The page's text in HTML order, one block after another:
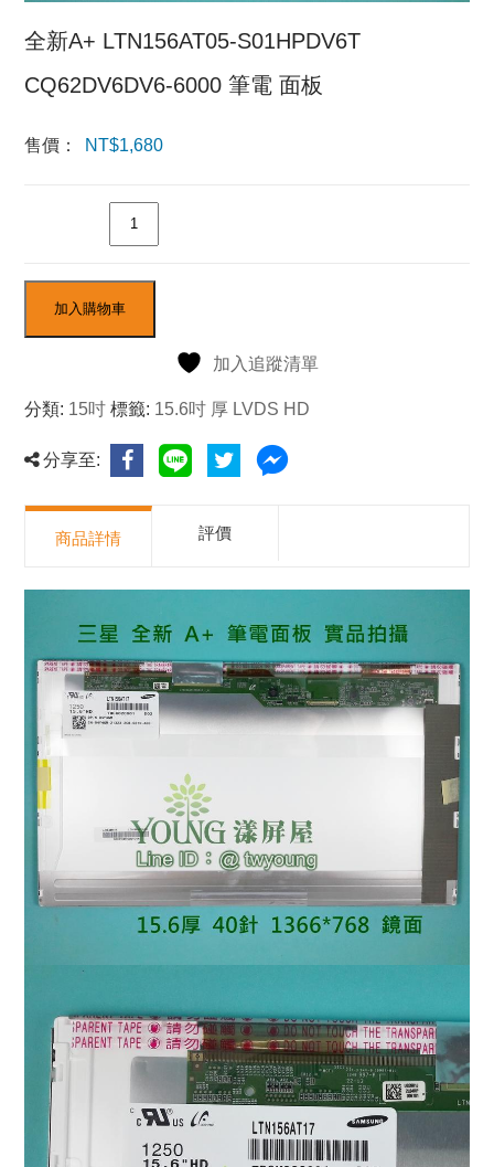
全新A+ LTN156AT05-S01HPDV6T
CQ62DV6DV6-6000 筆電 面板
售價： NT$1,680
加入購物車
加入追蹤清單
分類: 15吋 標籤: 15.6吋 厚 LVDS HD
分享至:
商品詳情 評價